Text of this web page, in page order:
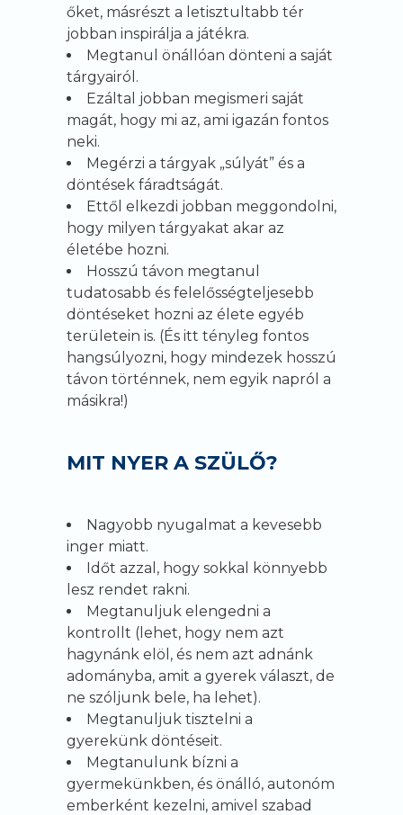
őket, másrészt a letisztultabb tér
jobban inspirálja a játékra.
Megtanul önállóan dönteni a saját
tárgyairól.
Ezáltal jobban megismeri saját
magát, hogy mi az, ami igazán fontos
neki.
Megérzi a tárgyak „súlyát” és a
döntések fáradtságát.
Ettől elkezdi jobban meggondolni,
hogy milyen tárgyakat akar az
életébe hozni.
Hosszú távon megtanul
tudatosabb és felelősségteljesebb
döntéseket hozni az élete egyéb
területein is. (És itt tényleg fontos
hangsúlyozni, hogy mindezek hosszú
távon történnek, nem egyik napról a
másikra!)
MIT NYER A SZÜLŐ?
Nagyobb nyugalmat a kevesebb
inger miatt.
Időt azzal, hogy sokkal könnyebb
lesz rendet rakni.
Megtanuljuk elengedni a
kontrollt (lehet, hogy nem azt
hagynánk elöl, és nem azt adnánk
adományba, amit a gyerek választ, de
ne szóljunk bele, ha lehet).
Megtanuljuk tisztelni a
gyerekünk döntéseit.
Megtanulunk bízni a
gyermekünkben, és önálló, autonóm
emberként kezelni, amivel szabad